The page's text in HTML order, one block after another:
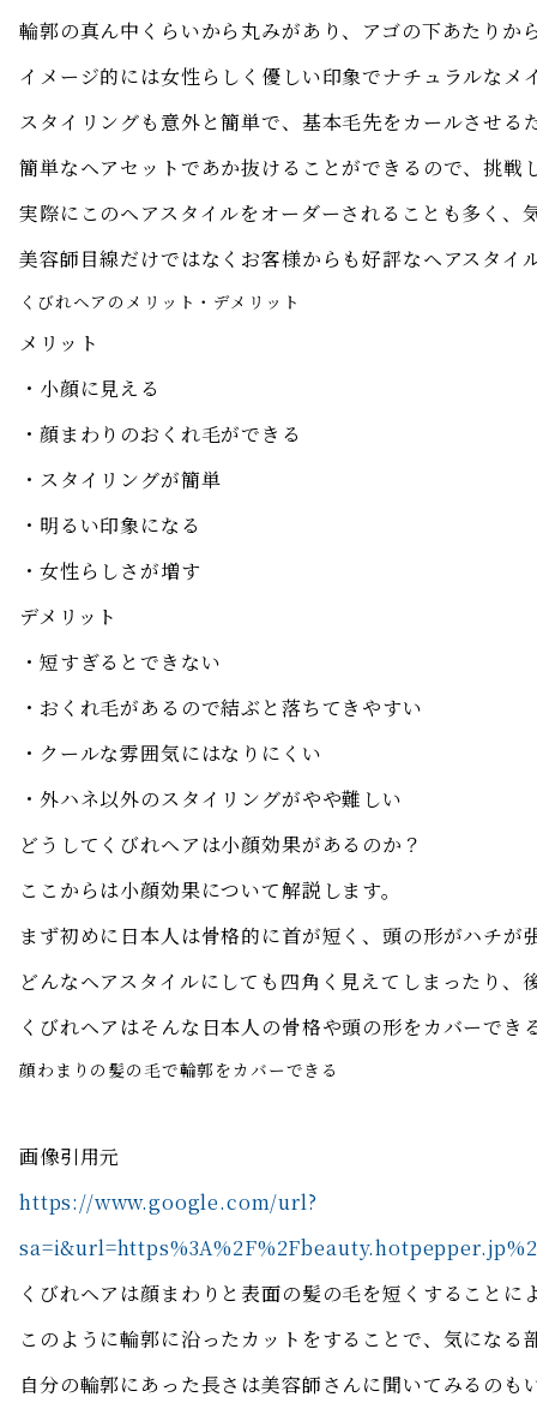
輪郭の真ん中くらいから丸みがあり、アゴの下あたり
イメージ的には女性らしく優しい印象でナチュラルな
スタイリングも意外と簡単で、基本毛先をカールさせる
簡単なヘアセットであか抜けることができるので、挑戦
実際にこのヘアスタイルをオーダーされることも多く、
美容師目線だけではなくお客様からも好評なヘアスタイ
くびれヘアのメリット・デメリット
メリット
・小顔に見える
・顔まわりのおくれ毛ができる
・スタイリングが簡単
・明るい印象になる
・女性らしさが増す
デメリット
・短すぎるとできない
・おくれ毛があるので結ぶと落ちてきやすい
・クールな雰囲気にはなりにくい
・外ハネ以外のスタイリングがやや難しい
どうしてくびれヘアは小顔効果があるのか？
ここからは小顔効果について解説します。
まず初めに日本人は骨格的に首が短く、頭の形がハチ
どんなヘアスタイルにしても四角く見えてしまったり
くびれヘアはそんな日本人の骨格や頭の形をカバーでき
顔わまりの髪の毛で輪郭をカバーできる
画像引用元
https://www.google.com/url?
くびれヘアは顔まわりと表面の髪の毛を短くすること
このように輪郭に沿ったカットをすることで、気になる
自分の輪郭にあった長さは美容師さんに聞いてみるのも